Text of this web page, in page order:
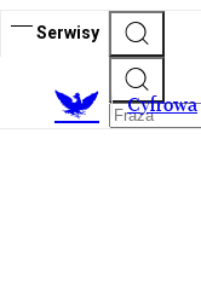
Serwisy
Cyfrowa